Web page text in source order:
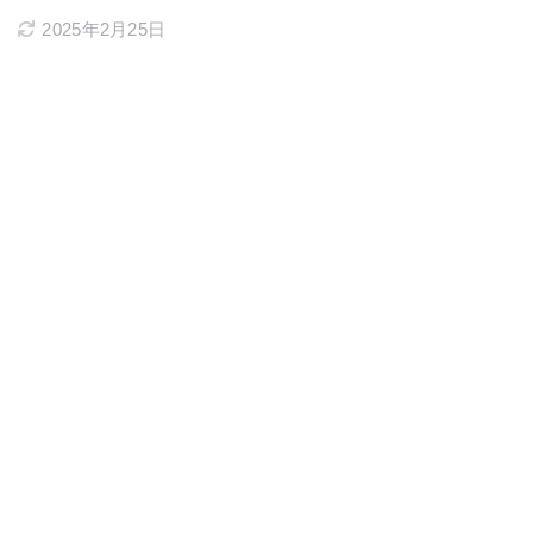
2025年2月25日